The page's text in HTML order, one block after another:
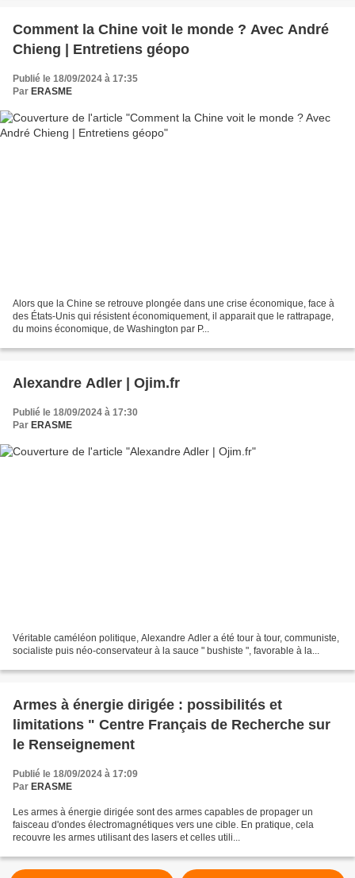
Comment la Chine voit le monde ? Avec André
Chieng | Entretiens géopo
Publié le 18/09/2024 à 17:35
Par ERASME
Alors que la Chine se retrouve plongée dans une crise économique, face à
des États-Unis qui résistent économiquement, il apparait que le rattrapage,
du moins économique, de Washington par P...
Alexandre Adler | Ojim.fr
Publié le 18/09/2024 à 17:30
Par ERASME
Véritable caméléon politique, Alexandre Adler a été tour à tour, communiste,
socialiste puis néo-conservateur à la sauce " bushiste ", favorable à la...
Armes à énergie dirigée : possibilités et
limitations " Centre Français de Recherche sur
le Renseignement
Publié le 18/09/2024 à 17:09
Par ERASME
Les armes à énergie dirigée sont des armes capables de propager un
faisceau d'ondes électromagnétiques vers une cible. En pratique, cela
recouvre les armes utilisant des lasers et celles utili...